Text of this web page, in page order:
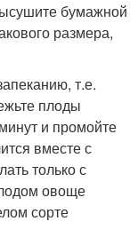
бумажной
размера,
т.е.
плоды
и промойте
вместе с
только с
овоще
сорте